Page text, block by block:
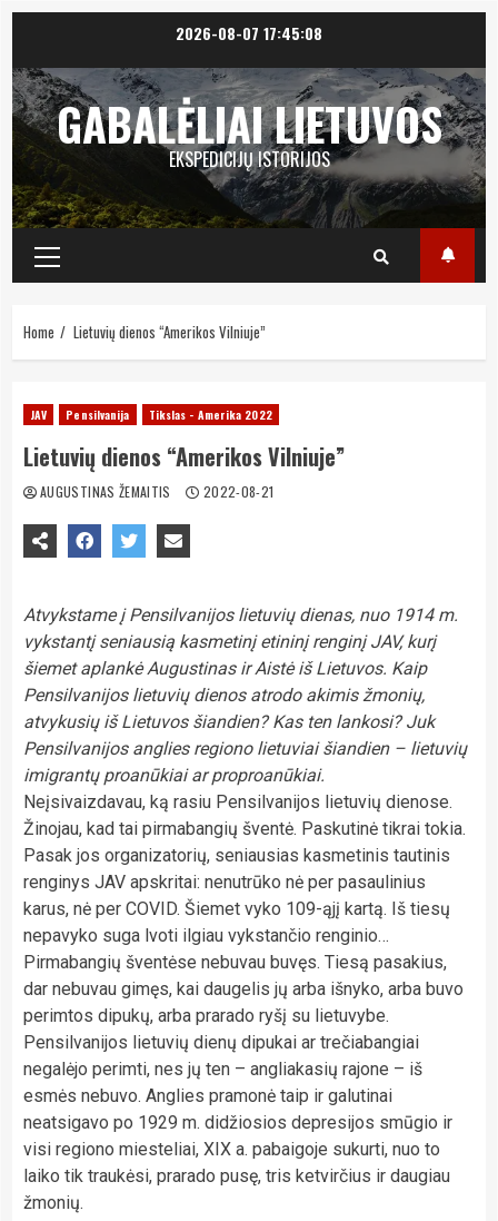
content
2026-08-0717:45:10
GABALĖLIAI LIETUVOS
EKSPEDICIJŲ ISTORIJOS
Primary
Menu
Home Lietuvių dienos “Amerikos Vilniuje”
JAV Pensilvanija Tikslas - Amerika 2022
Lietuvių dienos “Amerikos Vilniuje”
AUGUSTINAS ŽEMAITIS 2022-08-21
Atvykstame į Pensilvanijos lietuvių dienas, nuo 1914 m.
vykstantį seniausią kasmetinį etininį renginį JAV, kurį
šiemet aplankė Augustinas ir Aistė iš Lietuvos. Kaip
Pensilvanijos lietuvių dienos atrodo akimis žmonių,
atvykusių iš Lietuvos šiandien? Kas ten lankosi? Juk
Pensilvanijos anglies regiono lietuviai šiandien – lietuvių
imigrantų proanūkiai ar proproanūkiai.
Neįsivaizdavau, ką rasiu Pensilvanijos lietuvių dienose.
Žinojau, kad tai pirmabangių šventė. Paskutinė tikrai tokia.
Pasak jos organizatorių, seniausias kasmetinis tautinis
renginys JAV apskritai: nenutrūko nė per pasaulinius
karus, nė per COVID. Šiemet vyko 109-ąjį kartą. Iš tiesų
nepavyko suga lvoti ilgiau vykstančio renginio…
Pirmabangių šventėse nebuvau buvęs. Tiesą pasakius,
dar nebuvau gimęs, kai daugelis jų arba išnyko, arba buvo
perimtos dipukų, arba prarado ryšį su lietuvybe.
Pensilvanijos lietuvių dienų dipukai ar trečiabangiai
negalėjo perimti, nes jų ten – angliakasių rajone – iš
esmės nebuvo. Anglies pramonė taip ir galutinai
neatsigavo po 1929 m. didžiosios depresijos smūgio ir
visi regiono miesteliai, XIX a. pabaigoje sukurti, nuo to
laiko tik traukėsi, prarado pusę, tris ketvirčius ir daugiau
žmonių.